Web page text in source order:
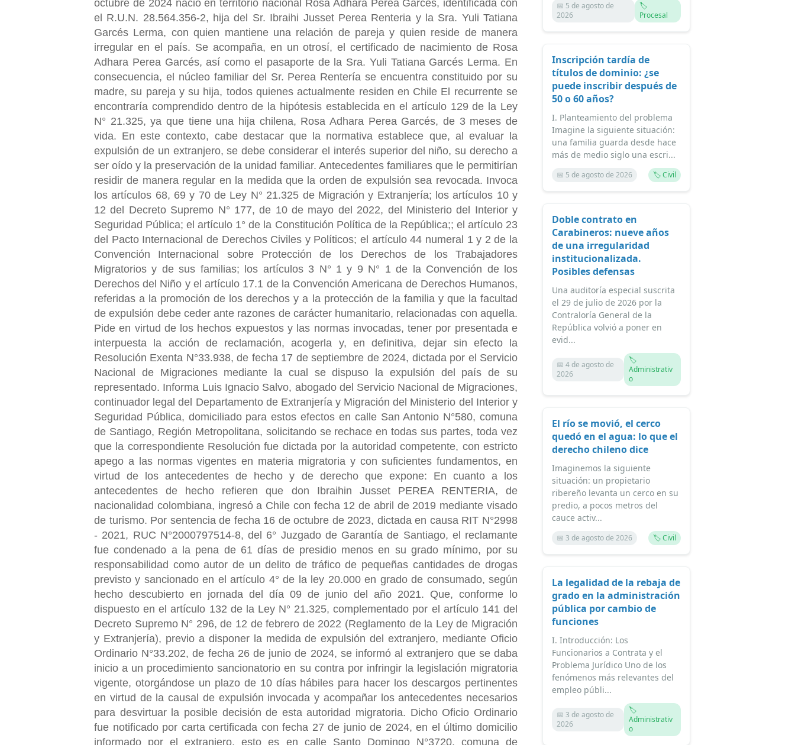
📅 5 de agosto de
2026
🏷️
Procesal
Inscripción tardía de
títulos de dominio: ¿se
puede inscribir después de
50 o 60 años?
I. Planteamiento del problema
Imagine la siguiente situación:
una familia guarda desde hace
más de medio siglo una escri...
📅 5 de agosto de 2026 🏷️ Civil
Doble contrato en
Carabineros: nueve años
de una irregularidad
institucionalizada.
Posibles defensas
Una auditoría especial suscrita
el 29 de julio de 2026 por la
Contraloría General de la
República volvió a poner en
evid...
📅 4 de agosto de
2026
🏷️
Administrativ
o
El río se movió, el cerco
quedó en el agua: lo que el
derecho chileno dice
Imaginemos la siguiente
situación: un propietario
ribereño levanta un cerco en su
predio, a pocos metros del
cauce activ...
📅 3 de agosto de 2026 🏷️ Civil
La legalidad de la rebaja de
grado en la administración
pública por cambio de
funciones
I. Introducción: Los
Funcionarios a Contrata y el
Problema Jurídico Uno de los
fenómenos más relevantes del
empleo públi...
📅 3 de agosto de
2026
🏷️
Administrativ
o